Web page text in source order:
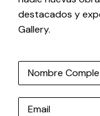
destacados y
Gallery.
Nombre
Email